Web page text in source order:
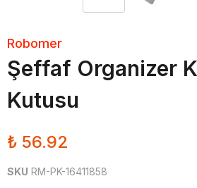
Robomer
Şeffaf Organizer
Kutusu
₺ 56.92
SKU RM-PK-16411858